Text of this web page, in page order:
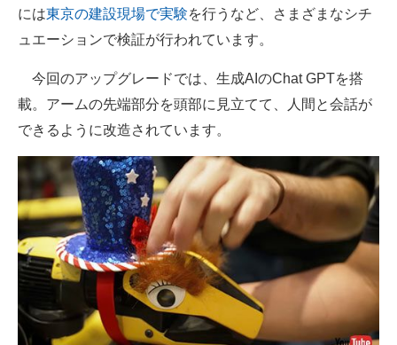
には東京の建設現場で実験を行うなど、さまざまなシチ
ュエーションで検証が行われています。
今回のアップグレードでは、生成AIのChat GPTを搭
載。アームの先端部分を頭部に見立てて、人間と会話が
できるように改造されています。